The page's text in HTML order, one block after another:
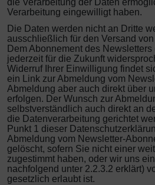
die Verarbeitung der Daten
Verarbeitung eingewilligt haben.
Die Daten werden nicht an Dritte
ausschließlich für den Versand
Dem Abonnement des
jederzeit für die Zukunft
Widerruf Ihrer Einwilligung findet
ein Link zur Abmeldung vom
Abmeldung aber auch direkt über
erfolgen. Der Wunsch zur
selbstverständlich auch direkt an
die Datenverarbeitung gerichtet
Punkt 1 dieser
Abmeldung vom Newsletter-
gelöscht, sofern Sie nicht einer
zugestimmt haben, oder wir uns
nachfolgend unter 2.2.3.2 erklärt)
gesetzlich erlaubt ist.